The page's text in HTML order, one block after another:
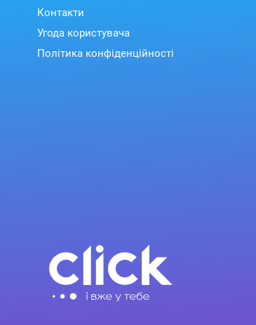
Контакти
Угода користувача
Політика конфіденційності